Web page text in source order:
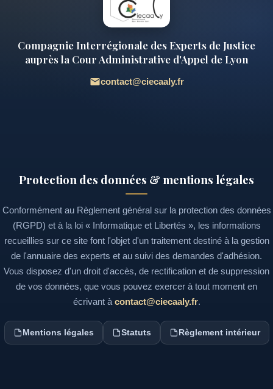
Compagnie Interrégionale des Experts de Justice
auprès la Cour Administrative d'Appel de Lyon
contact@ciecaaly.fr
Protection des données & mentions légales
Conformément au Règlement général sur la protection des données
(RGPD) et à la loi « Informatique et Libertés », les informations
recueillies sur ce site font l'objet d'un traitement destiné à la gestion
de l'annuaire des experts et au suivi des demandes d'adhésion.
Vous disposez d'un droit d'accès, de rectification et de suppression
de vos données, que vous pouvez exercer à tout moment en
écrivant à contact@ciecaaly.fr.
Mentions légales Statuts Règlement intérieur